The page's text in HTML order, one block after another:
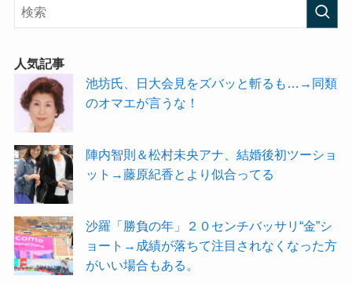
人気記事
池坊氏、日大会見をズバッと斬るも…→同類
のオマエが言うな！
陣内智則＆松村未央アナ、結婚後初ツーショ
ット→藤原紀香とより似合ってる
沙羅「勝負の年」２０センチバッサリ“金”シ
ョート→成績が落ちて注目されなくなった方
がいい場合もある。